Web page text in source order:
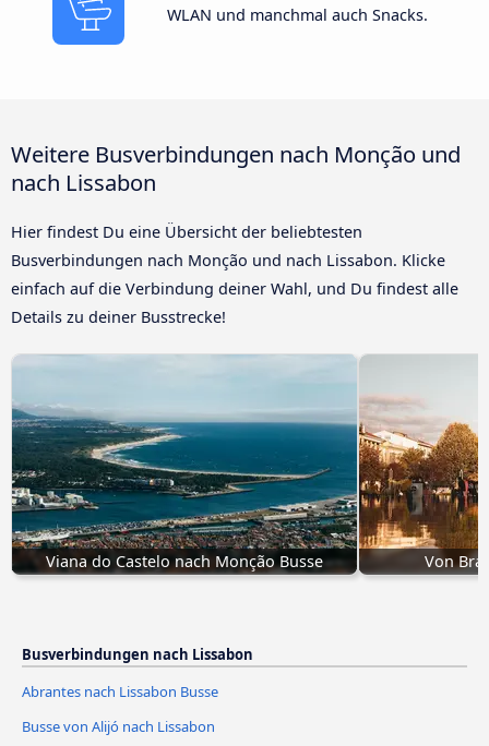
WLAN und manchmal auch Snacks.
Weitere Busverbindungen nach Monção und
nach Lissabon
Hier findest Du eine Übersicht der beliebtesten
Busverbindungen nach Monção und nach Lissabon. Klicke
einfach auf die Verbindung deiner Wahl, und Du findest alle
Details zu deiner Busstrecke!
Viana do Castelo nach Monção Busse Von
Busverbindungen nach Lissabon
Abrantes nach Lissabon Busse
Busse von Alijó nach Lissabon